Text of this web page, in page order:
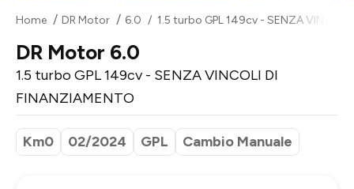
Home DR Motor 6.0 1.5 turbo GPL 149cv - SENZA VINCOLI
DR Motor 6.0
1.5 turbo GPL 149cv - SENZA VINCOLI DI
FINANZIAMENTO
Km0 02/2024 GPL Cambio Manuale